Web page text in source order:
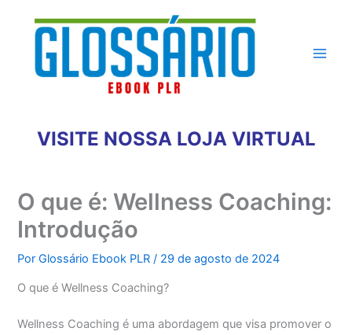
conteúdo
VISITE NOSSA LOJA VIRTUAL
O que é: Wellness Coaching:
Introdução
PorGlossário Ebook PLR/ 29 de agosto de 2024
O que é Wellness Coaching?
Wellness Coaching é uma abordagem que visa promover o